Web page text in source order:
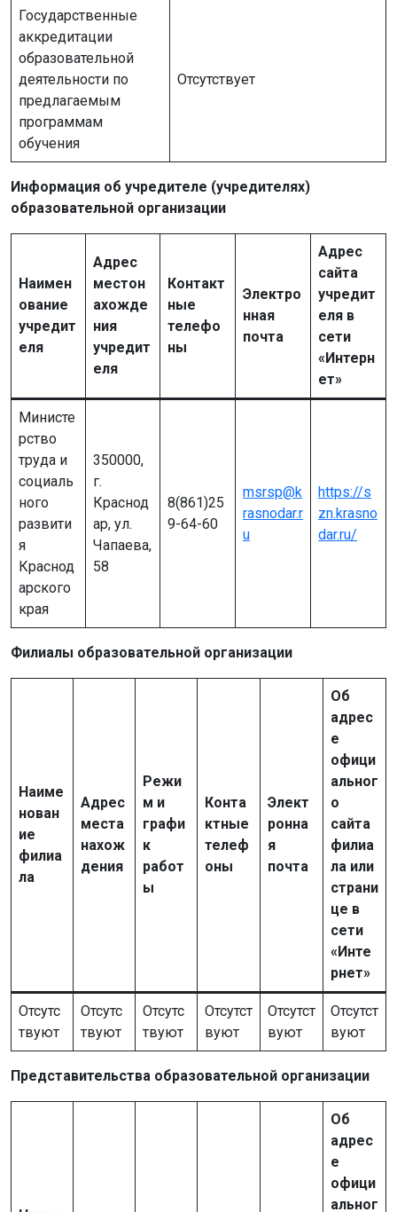
Государственные
аккредитации
образовательной
деятельности по
предлагаемым
программам
обучения
Отсутствует
Информация об учредителе (учредителях)
образовательной организации
Наимен
ование
учредит
еля
Адрес
местон
ахожде
ния
учредит
еля
Контакт
ные
телефо
ны
Электро
нная
почта
Адрес
сайта
учредит
еля в
сети
«Интерн
ет»
Министе
рство
труда и
социаль
ного
развити
я
Краснод
арского
края
350000,
г.
Краснод
ар, ул.
Чапаева,
58
8(861)25
9-64-60
msrsp@k
rasnodar.r
u
https://s
zn.krasno
dar.ru/
Филиалы образовательной организации
Наиме
нован
ие
филиа
ла
Адрес
места
нахож
дения
Режи
м и
графи
к
работ
ы
Конта
ктные
телеф
оны
Элект
ронна
я
почта
Об
адрес
е
офици
альног
о
сайта
филиа
ла или
страни
це в
сети
«Инте
рнет»
Отсутс
твуют
Отсутс
твуют
Отсутс
твуют
Отсутст
вуют
Отсутст
вуют
Отсутст
вуют
Представительства образовательной организации
Об
адрес
е
офици
альног